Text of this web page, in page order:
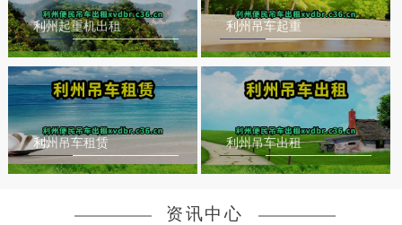
利州起重机出租 利州吊车起重
利州吊车租赁 利州吊车出租
资讯中心